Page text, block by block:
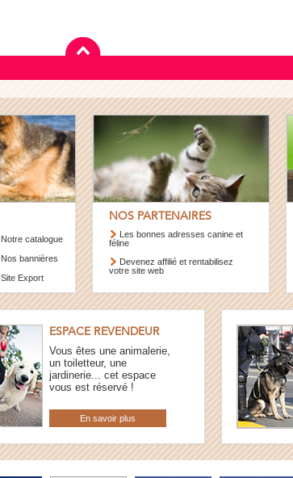
Notre catalogue
Nos bannières
Site Export
NOS PARTENAIRES
Les bonnes adresses canine et
féline
Devenez affilié et rentabilisez
votre site web
ESPACE REVENDEUR
Vous êtes une animalerie,
un toiletteur, une
jardinerie... cet espace
vous est réservé !
En savoir plus